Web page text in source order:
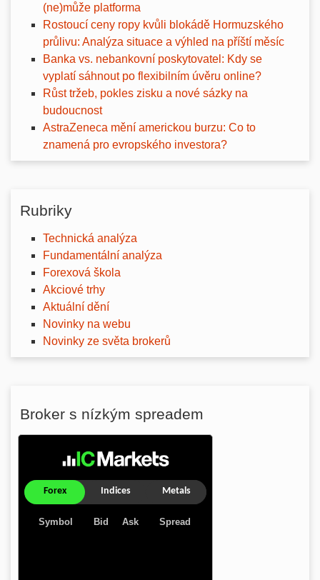
(ne)může platforma
Rostoucí ceny ropy kvůli blokádě Hormuzského
průlivu: Analýza situace a výhled na příští měsíc
Banka vs. nebankovní poskytovatel: Kdy se
vyplatí sáhnout po flexibilním úvěru online?
Růst tržeb, pokles zisku a nové sázky na
budoucnost
AstraZeneca mění americkou burzu: Co to
znamená pro evropského investora?
Rubriky
Technická analýza
Fundamentální analýza
Forexová škola
Akciové trhy
Aktuální dění
Novinky na webu
Novinky ze světa brokerů
Broker s nízkým spreadem